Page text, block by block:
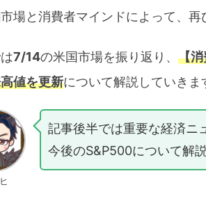
場と消費者マインドによって、
7/14の米国市場を振り返り、 【
値を更新について解説していきま
記事後半では重要な経済ニ
今後のS&P500について解